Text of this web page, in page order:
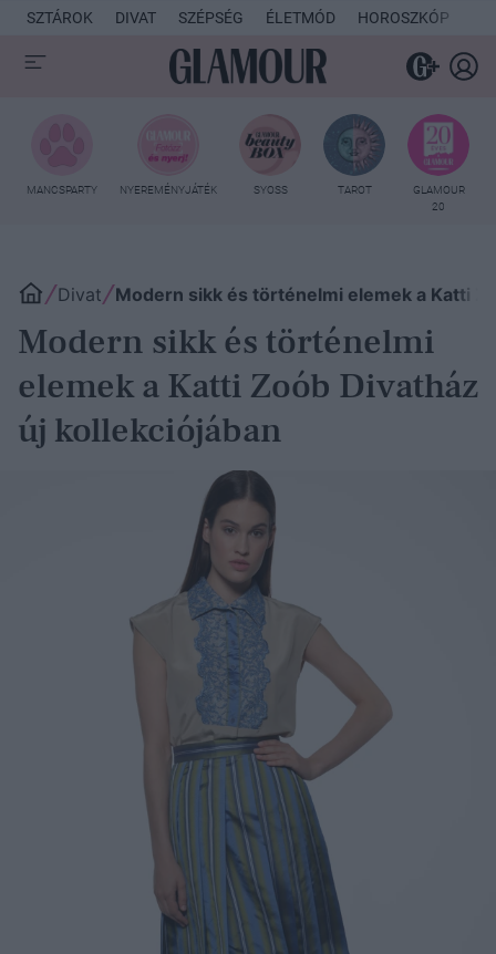
SZTÁROK DIVAT SZÉPSÉG ÉLETMÓD HOROSZKÓP
MANCSPARTY NYEREMÉNYJÁTÉK SYOSS TAROT
GLAMOUR
20
Divat Modern sikk és történelmi elemek a Katti
Modern sikk és történelmi
elemek a Katti Zoób Divatház
új kollekciójában